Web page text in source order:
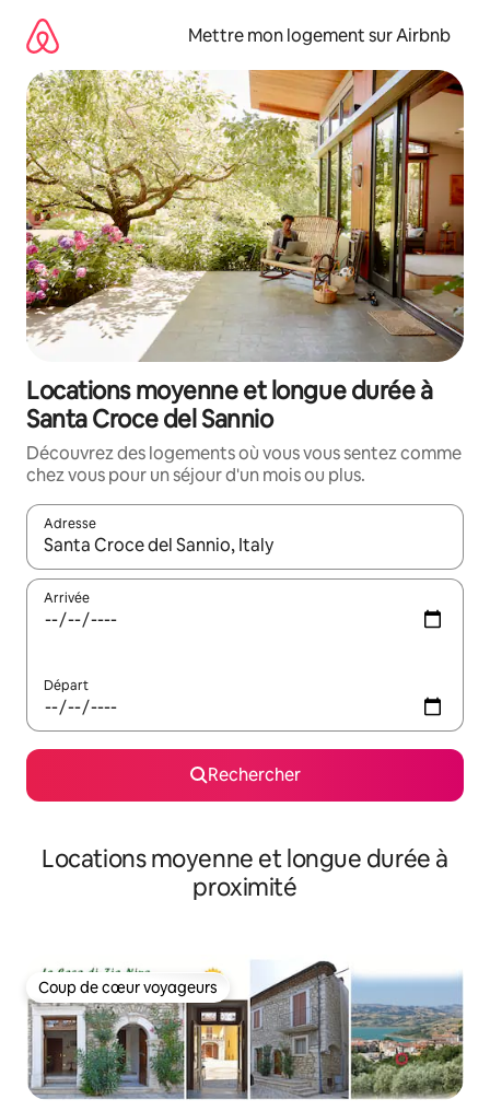
directement
contenu
Mettre mon logement sur Airbnb
Locations moyenne et longue durée à
Santa Croce del Sannio
Découvrez des logements où vous vous sentez comme
chez vous pour un séjour d'un mois ou plus.
Adresse
Lorsque les résultats s'affichent, utilisez les flèches vers le
Arrivée
Départ
Rechercher
Locations moyenne et longue durée à
proximité
Coup de cœur voyageurs
Coup de cœur voyageurs